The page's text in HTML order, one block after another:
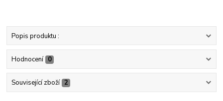
Popis produktu :
Hodnocení 0
Související zboží 2